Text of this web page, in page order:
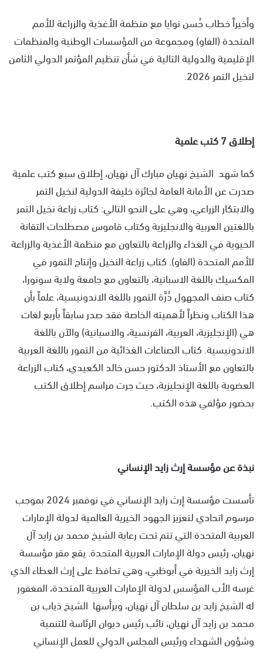
وأخيراً خطاب حُسن نوايا مع منظمة الأغذية والزراعة للأمم
المتحدة (الفاو) ومجموعة من المؤسسات الوطنية والمنظمات
الإقليمية والدولية التالية في شأن تنظيم المؤتمر الدولي الثامن
لنخيل التمر 2026.
إطلاق 7 كتب علمية
كما شهد الشيخ نهيان مبارك آل نهيان، إطلاق سبع كتب علمية
صدرت عن الأمانة العامة لجائزة خليفة الدولية لنخيل التمر
والابتكار الزراعي، وهي على النحو التالي: كتاب زراعة نخيل التمر
باللغتين العربية والانجليزية وكتاب قاموس مصطلحات التقانة
الحيوية في الغذاء والزراعة بالتعاون مع منظمة الأغذية والزراعة
للأمم المتحدة (الفاو). كتاب زراعة النخيل وإنتاج التمور في
المكسيك باللغة الاسبانية، بالتعاون مع جامعة ولاية سونورا،
كتاب صنف المجهول دُرَّة التمور باللغة الاندونيسية، علماً بأن
هذا الكتاب ونظراً لأهميته الخاصة فقد صدر سابقاً بأربع لغات
هي (الإنجليزية، العربية، الفرنسية، والاسبانية) والآن باللغة
الاندونيسية. كتاب الصناعات الغذائية من التمور باللغة العربية
بالتعاون مع الأستاذ الدكتور حسن خالد الكعيدي، كتاب الزراعة
العضوية باللغة الإنجليزية، حيث جرت مراسم إطلاق الكتب
بحضور مؤلفي هذه الكتب.
نبذة عن مؤسسة إرث زايد الإنساني
تأسست مؤسسة إرث زايد الإنساني في نوفمبر 2024 بموجب
مرسوم اتحادي لتعزيز الجهود الخيرية العالمية لدولة الإمارات
العربية المتحدة التي تتم تحت رعاية الشيخ محمد بن زايد آل
نهيان، رئيس دولة الإمارات العربية المتحدة. يقع مقر مؤسسة
إرث زايد الخيرية في أبوظبي، وهي تحافظ على إرث العطاء الذي
غرسه الأب المؤسس لدولة الإمارات العربية المتحدة، المغفور
له الشيخ زايد بن سلطان آل نهيان، ويرأسها الشيخ ذياب بن
محمد بن زايد آل نهيان، نائب رئيس ديوان الرئاسة للتنمية
وشؤون الشهداء ورئيس المجلس الدولي للعمل الإنساني